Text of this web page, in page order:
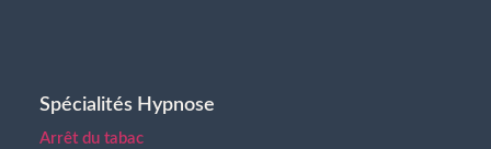
Spécialités Hypnose
Arrêt du tabac